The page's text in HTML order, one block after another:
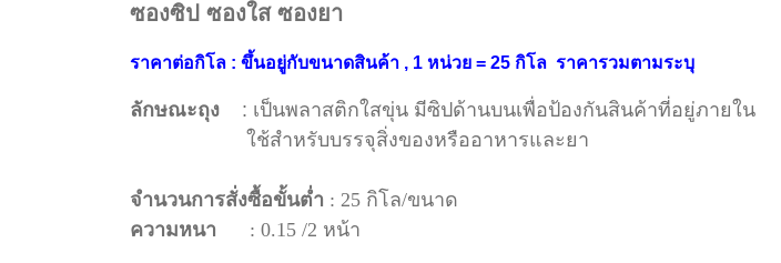
ซองซิป ซองใส ซองยา
ราคาต่อกิโล : ขึ้นอยู่กับขนาดสินค้า , 1 หน่วย = 25 กิโล ราคารวมตามระบุ
ลักษณะถุง : เป็นพลาสติกใสขุ่น มีซิปด้านบนเพื่อป้องกันสินค้าที่อยู่ภายใน
ใช้สำหรับบรรจุสิ่งของหรืออาหารและยา
จำนวนการสั่งซื้อขั้นต่ำ : 25 กิโล/ขนาด
ความหนา : 0.15 /2 หน้า